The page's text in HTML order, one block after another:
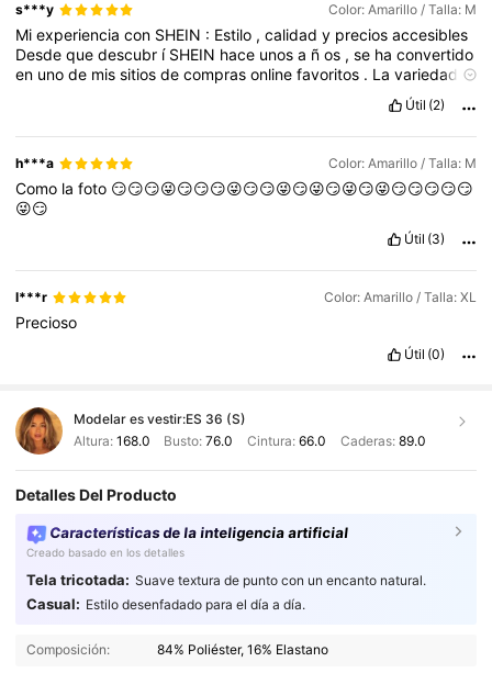
s***y Color: Amarillo / Talla: M
Miexperienciacon SHEIN : Estilo ,calidady preciosaccesibles
Desdequedescubr í SHEIN hace unosa ños ,se haconvertido
en unode missitiosdecomprasonlinefavoritos . Lavariedad
Hoyquiero
compartirmiexperienciapersonalconlosproductosquehe
comprado en esta
cuando buscorenovar agregar nuevos
accesoriosa mislooks.VariedadyTendenciasLoprimeroque
mellam
prendasm
para
hogar.Tienendetodo,loquehacequeseaunatiendaideal
paracualquierMi Estilo ,calidady
os,seha
modernos
y
Útil (2)
h***a Color: Amarillo / Talla: M
Como lafoto 😏😏😏😜😏😏😏😜😏😏😜😏😜😏😜😏😜😏😏😏😏😏
😜😏
Útil (3)
l***r Color: Amarillo / Talla: XL
Precioso
Útil (0)
Modelar es vestir:ES 36 (S)
Altura: 168.0 Busto:76.0 Cintura: 66.0 Caderas: 89.0
Detalles Del Producto
Características de la inteligencia artificial
Creado basado en los detalles
Tela tricotada: Suave textura de punto con un encanto natural.
Casual: Estilo desenfadado para el día a día.
Composición: 84% Poliéster, 16% Elastano